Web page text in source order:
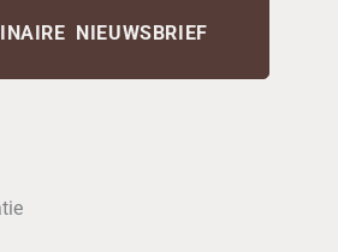
NIEUWSBRIEF